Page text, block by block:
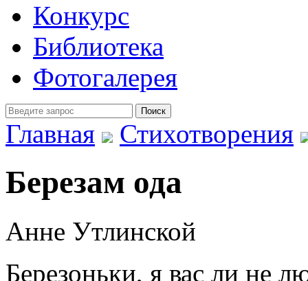
Конкурс
Библиотека
Фотогалерея
Главная
Стихотворения
Березам ода
Анне Утлинской
Березоньки, я вас ли не